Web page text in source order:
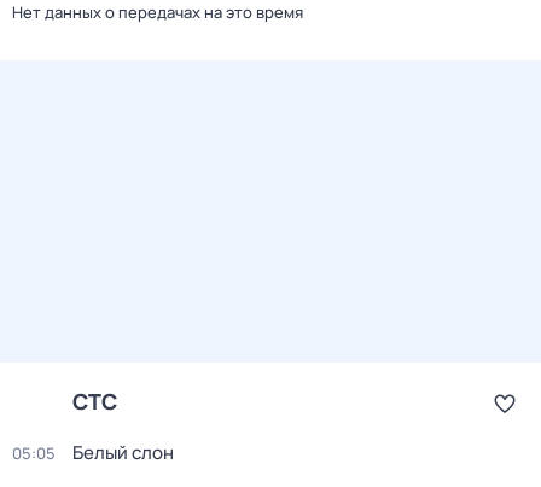
Нет данных о передачах на это время
СТС
05:05 Белый слон